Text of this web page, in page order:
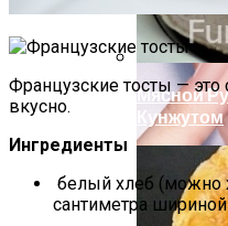
Мясной
Кунжутом
Французские тосты — это
вкусно.
Ингредиенты
белый хлеб (можно
сантиметра